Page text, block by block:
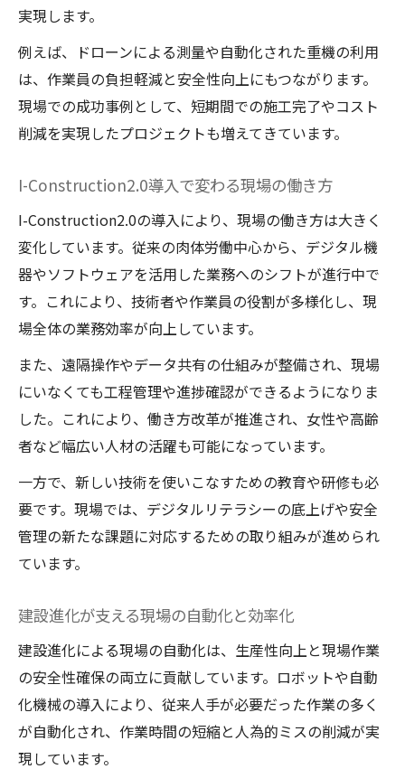
実現します。
例えば、ドローンによる測量や自動化された重機の利用
は、作業員の負担軽減と安全性向上にもつながります。
現場での成功事例として、短期間での施工完了やコスト
削減を実現したプロジェクトも増えてきています。
I-Construction2.0導入で変わる現場の働き方
I-Construction2.0の導入により、現場の働き方は大きく
変化しています。従来の肉体労働中心から、デジタル機
器やソフトウェアを活用した業務へのシフトが進行中で
す。これにより、技術者や作業員の役割が多様化し、現
場全体の業務効率が向上しています。
また、遠隔操作やデータ共有の仕組みが整備され、現場
にいなくても工程管理や進捗確認ができるようになりま
した。これにより、働き方改革が推進され、女性や高齢
者など幅広い人材の活躍も可能になっています。
一方で、新しい技術を使いこなすための教育や研修も必
要です。現場では、デジタルリテラシーの底上げや安全
管理の新たな課題に対応するための取り組みが進められ
ています。
建設進化が支える現場の自動化と効率化
建設進化による現場の自動化は、生産性向上と現場作業
の安全性確保の両立に貢献しています。ロボットや自動
化機械の導入により、従来人手が必要だった作業の多く
が自動化され、作業時間の短縮と人為的ミスの削減が実
現しています。